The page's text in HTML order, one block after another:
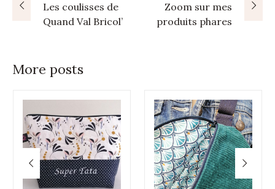
Les coulisses de
Quand Val Bricol’
Zoom sur mes
produits phares
More posts